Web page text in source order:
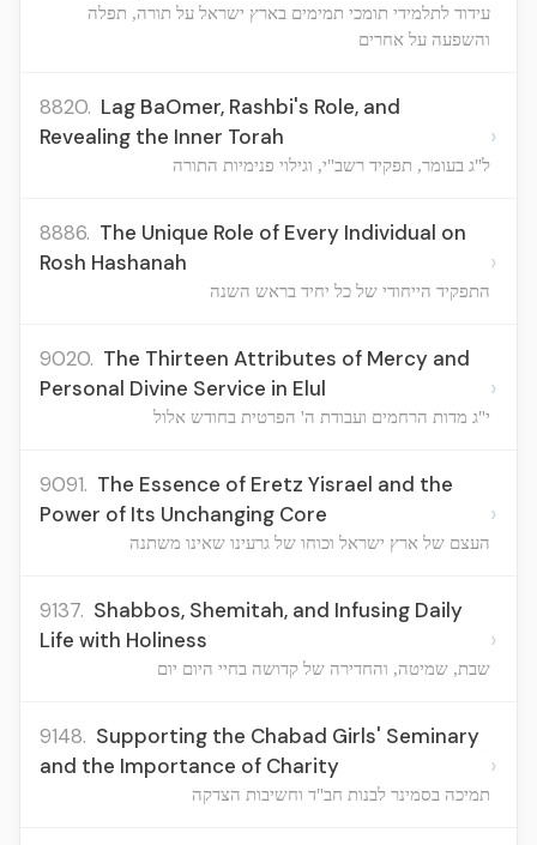
עידוד לתלמידי תומכי תמימים בארץ ישראל על תורה, תפלה
והשפעה על אחרים
8820. Lag BaOmer, Rashbi's Role, and
Revealing the Inner Torah
ל"ג בעומר, תפקיד רשב"י, וגילוי פנימיות התורה
›
8886. The Unique Role of Every Individual on
Rosh Hashanah
התפקיד הייחודי של כל יחיד בראש השנה
›
9020. The Thirteen Attributes of Mercy and
Personal Divine Service in Elul
י"ג מדות הרחמים ועבודת ה' הפרטית בחודש אלול
›
9091. The Essence of Eretz Yisrael and the
Power of Its Unchanging Core
העצם של ארץ ישראל וכוחו של גרעינו שאינו משתנה
›
9137. Shabbos, Shemitah, and Infusing Daily
Life with Holiness
שבת, שמיטה, והחדירה של קדושה בחיי היום יום
›
9148. Supporting the Chabad Girls' Seminary
and the Importance of Charity
תמיכה בסמינר לבנות חב"ד וחשיבות הצדקה
›